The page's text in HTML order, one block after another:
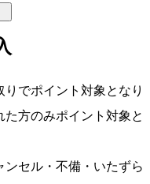
りでポイント対象となり
た方のみポイント対象と
ンセル・不備・いたずら